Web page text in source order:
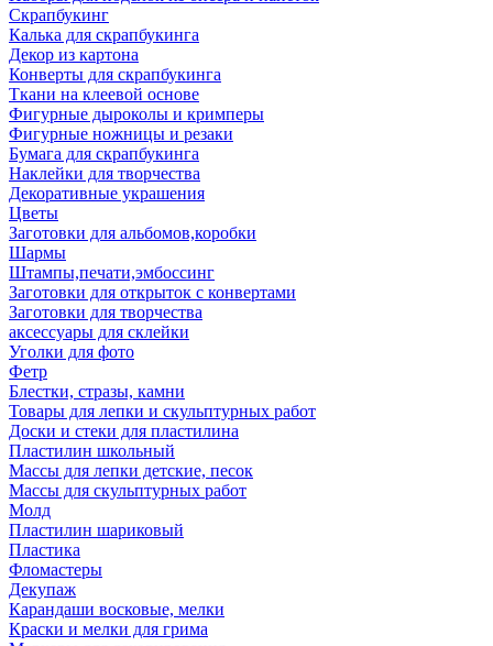
Скрапбукинг
Калька для скрапбукинга
Декор из картона
Конверты для скрапбукинга
Ткани на клеевой основе
Фигурные дыроколы и кримперы
Фигурные ножницы и резаки
Бумага для скрапбукинга
Наклейки для творчества
Декоративные украшения
Цветы
Заготовки для альбомов,коробки
Шармы
Штампы,печати,эмбоссинг
Заготовки для открыток с конвертами
Заготовки для творчества
аксессуары для склейки
Уголки для фото
Фетр
Блестки, стразы, камни
Товары для лепки и скульптурных работ
Доски и стеки для пластилина
Пластилин школьный
Массы для лепки детские, песок
Массы для скульптурных работ
Молд
Пластилин шариковый
Пластика
Фломастеры
Декупаж
Карандаши восковые, мелки
Краски и мелки для грима